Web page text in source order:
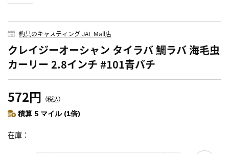
釣具のキャスティング JAL Mall店
クレイジーオーシャン タイラバ 鯛ラバ 海毛虫
カーリー 2.8インチ #101青バチ
572円 （税込）
積算 5 マイル (1倍)
在庫